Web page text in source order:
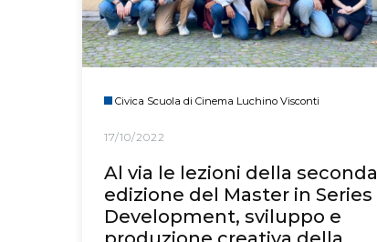
Civica Scuola di Cinema Luchino Visconti
17/10/2022
Al via le lezioni della seconda
edizione del Master in Series
Development, sviluppo e